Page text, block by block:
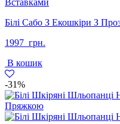
Білі Сабо З Екошкіри З
1997 грн.
В кошик
-31%